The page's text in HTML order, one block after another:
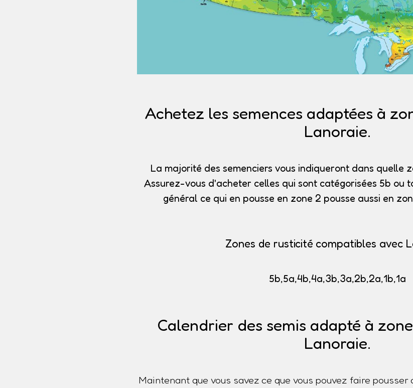
Achetez les semences adaptées à
Lanoraie.
La majorité des semenciers vous indiqueront dans quelle
Assurez-vous d'acheter celles qui sont catégorisées 5b ou
général ce qui en pousse en zone 2 pousse aussi en
Zones de rusticité compatibles avec
5b,5a,4b,4a,3b,3a,2b,2a,1b,1a
Calendrier des semis adapté à
Lanoraie.
Maintenant que vous savez ce que vous pouvez faire pousser